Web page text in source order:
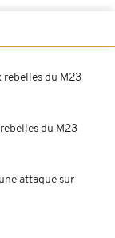
rebelles du M23
du M23
attaque sur